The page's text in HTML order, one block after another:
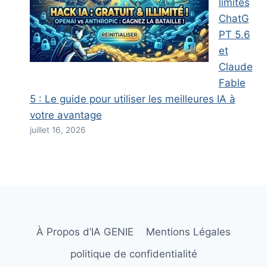
ChatG
PT 5.6
et
Claude
Fable
5 : Le guide pour utiliser les meilleures IA à
votre avantage
juillet 16, 2026
À Propos d’IA GENIE
Mentions Légales
politique de confidentialité